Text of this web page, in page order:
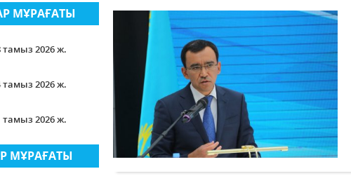
МҰРАҒАТЫ
тамыз 2026 ж.
тамыз 2026 ж.
тамыз 2026 ж.
МҰРАҒАТЫ